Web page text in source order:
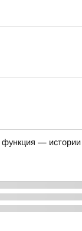
функция — истории